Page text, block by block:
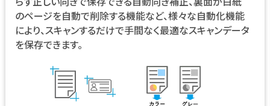
のページを自動で削除する機能など、様々な自動化機能
により、スキャンするだけで手間なく最適なスキャンデータ
を保存できます。